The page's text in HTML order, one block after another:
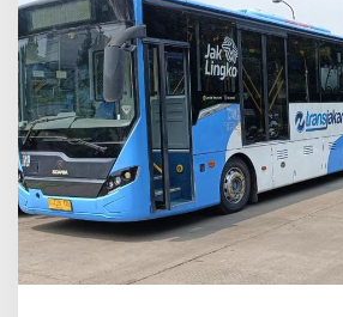
k
a
r
t
a
P
e
r
p
a
n
j
a
n